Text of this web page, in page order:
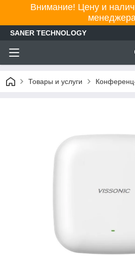
Внимание! Цену и
SANER TECHNOLOGY
Товары и услуги